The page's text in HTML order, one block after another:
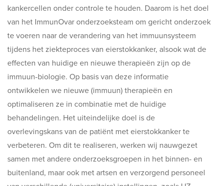
kankercellen onder controle te houden. Daarom is het doel
van het ImmunOvar onderzoeksteam om gericht onderzoek
te voeren naar de verandering van het immuunsysteem
tijdens het ziekteproces van eierstokkanker, alsook wat de
effecten van huidige en nieuwe therapieën zijn op de
immuun-biologie. Op basis van deze informatie
ontwikkelen we nieuwe (immuun) therapieën en
optimaliseren ze in combinatie met de huidige
behandelingen. Het uiteindelijke doel is de
overlevingskans van de patiënt met eierstokkanker te
verbeteren. Om dit te realiseren, werken wij nauwgezet
samen met andere onderzoeksgroepen in het binnen- en
buitenland, maar ook met artsen en verzorgend personeel